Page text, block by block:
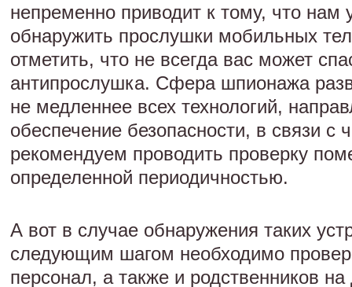
непременно приводит к тому, что нам
обнаружить прослушки мобильных
отметить, что не всегда вас может
антипрослушка. Сфера шпионажа
не медленнее всех технологий,
обеспечение безопасности, в связи с
рекомендуем проводить проверку
определенной периодичностью.
А вот в случае обнаружения таких
следующим шагом необходимо
персонал, а также и родственников